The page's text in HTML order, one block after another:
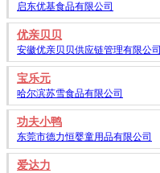
启东优基食品有限公司
优亲贝贝
安徽优亲贝贝供应链管理有限公司
宝乐元
哈尔滨苏雪食品有限公司
功夫小鸭
东莞市德力恒婴童用品有限公司
爱达力